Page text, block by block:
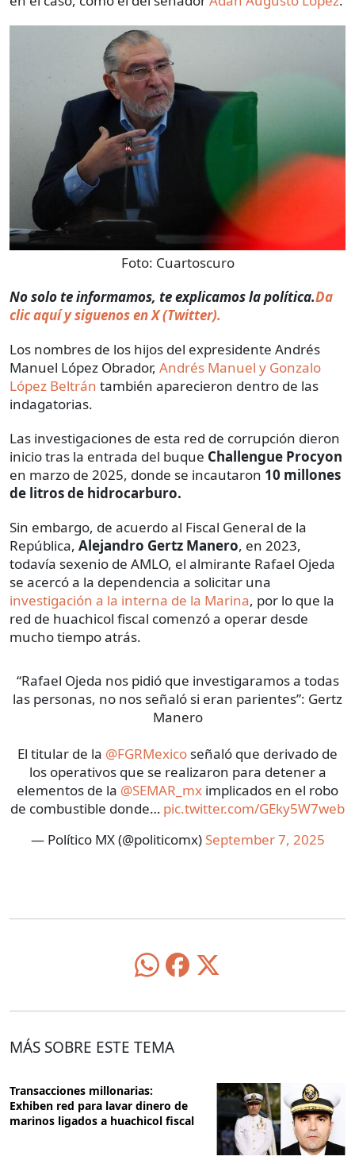
Foto: Cuartoscuro
No solo te informamos, te explicamos la política.Da
clic aquí y siguenos en X (Twitter).
Los nombres de los hijos del expresidente Andrés
Manuel López Obrador, Andrés Manuel y Gonzalo
López Beltrán también aparecieron dentro de las
indagatorias.
Las investigaciones de esta red de corrupción dieron
inicio tras la entrada del buque Challengue Procyon
en marzo de 2025, donde se incautaron 10 millones
de litros de hidrocarburo.
Sin embargo, de acuerdo al Fiscal General de la
República, Alejandro Gertz Manero, en 2023,
todavía sexenio de AMLO, el almirante Rafael Ojeda
se acercó a la dependencia a solicitar una
investigación a la interna de la Marina, por lo que la
red de huachicol fiscal comenzó a operar desde
mucho tiempo atrás.
“Rafael Ojeda nos pidió que investigaramos a todas
las personas, no nos señaló si eran parientes”: Gertz
Manero
El titular de la @FGRMexico señaló que derivado de
los operativos que se realizaron para detener a
elementos de la @SEMAR_mx implicados en el robo
de combustible donde… pic.twitter.com/GEky5W7web
— Político MX (@politicomx) September 7, 2025
MÁS SOBRE ESTE TEMA
Transacciones millonarias:
Exhiben red para lavar dinero de
marinos ligados a huachicol fiscal